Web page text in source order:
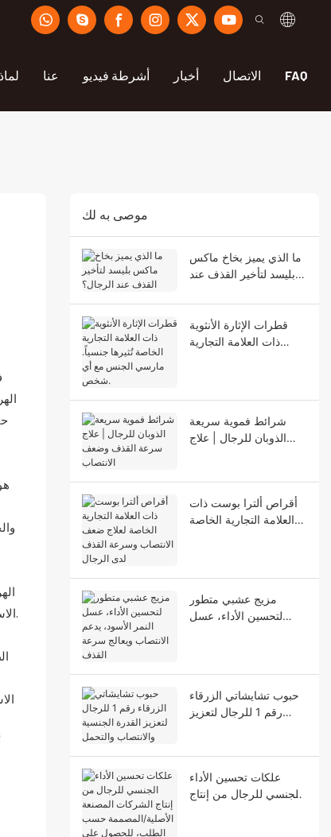
عنا أشرطة فيديو أخبار الاتصال FAQ
الاستخدام أثناء التنقل، نقدم أيضًا أعواد العسل للنساء، بنفس التركيبة الفعّالة ولكن بحجم صغير، مثالية للسفر، أو العمل، أو للاستمتاع بها في أي وقت.
موصى به لك
ما الذي يميز بخاخ ماكس
بليسد لتأخير القذف عند
قطرات الإثارة الأنثوية
ذات العلامة التجارية
شرائط فموية سريعة
الذوبان للرجال | علاج
أقراص ألترا بوست ذات
العلامة التجارية الخاصة
مزيج عشبي متطور
لتحسين الأداء، عسل
حبوب تشايشاتي الزرقاء
رقم 1 للرجال لتعزيز
علكات تحسين الأداء
الجنسي للرجال من إنتاج